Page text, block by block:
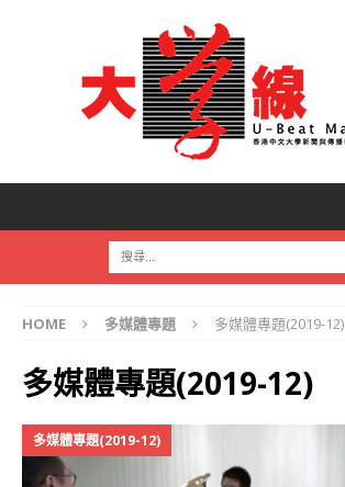
HOME 多媒體專題 多媒體專題(2019-12)
多媒體專題(2019-12)
多媒體專題(2019-12)